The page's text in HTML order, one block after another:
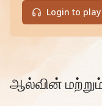
Login to play
Read ஒரு பாடல்
ஆல்வின்